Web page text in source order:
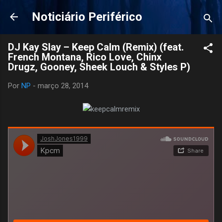
Pular para o conteúdo principal
Noticiário Periférico
DJ Kay Slay – Keep Calm (Remix) (feat.
French Montana, Rico Love, Chinx
Drugz, Gooney, Sheek Louch & Styles P)
Por NP - março 28, 2014